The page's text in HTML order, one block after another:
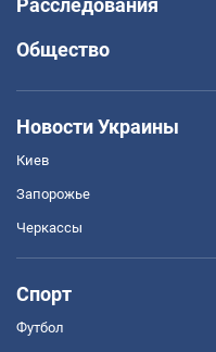
Расследования
Общество
Новости Украины
Киев
Запорожье
Черкассы
Спорт
Футбол